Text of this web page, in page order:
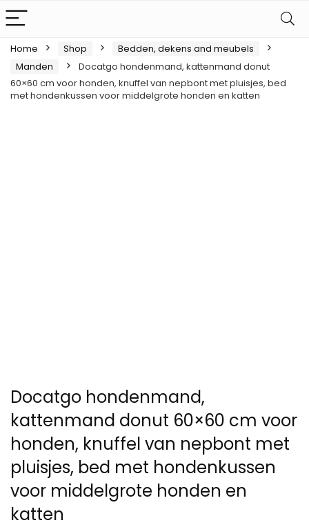
Home Shop
Bedden, dekens and meubels
Manden
Docatgo hondenmand, kattenmand donut
60×60 cm voor honden, knuffel van nepbont met pluisjes, bed
met hondenkussen voor middelgrote honden en katten
Docatgo hondenmand,
kattenmand donut 60×60 cm voor
honden, knuffel van nepbont met
pluisjes, bed met hondenkussen
voor middelgrote honden en
katten